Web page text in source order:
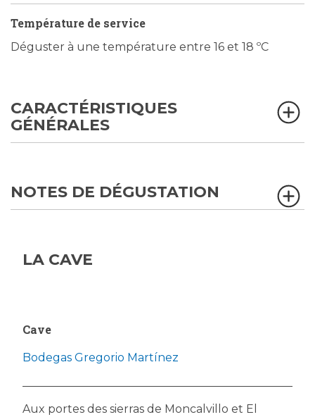
Température de service
Déguster à une température entre 16 et 18 ºC
CARACTÉRISTIQUES
GÉNÉRALES
NOTES DE DÉGUSTATION
LA CAVE
Cave
Bodegas Gregorio Martínez
Aux portes des sierras de Moncalvillo et El